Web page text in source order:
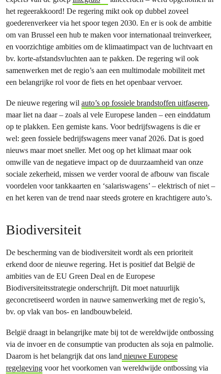
het regeerakkoord! De regering mikt ook op dubbel zoveel
goederenverkeer via het spoor tegen 2030. En er is ook de ambitie
om van Brussel een hub te maken voor internationaal treinverkeer,
en voorzichtige ambities om de klimaatimpact van de luchtvaart en
bv. korte-afstandsvluchten aan te pakken. De regering wil ook
samenwerken met de regio’s aan een multimodale mobiliteit met
een belangrijke rol voor de fiets en het openbaar vervoer.
De nieuwe regering wil auto’s op fossiele brandstoffen uitfaseren,
maar liet na daar – zoals al vele Europese landen – een einddatum
op te plakken. Een gemiste kans. Voor bedrijfswagens is die er
wel: geen fossiele bedrijfswagens meer vanaf 2026. Dat is goed
nieuws maar moet sneller. Met oog op het klimaat maar ook
omwille van de negatieve impact op de duurzaamheid van onze
sociale zekerheid, missen we verder vooral de afbouw van fiscale
voordelen voor tankkaarten en ‘salariswagens’ – elektrisch of niet –
en het keren van de trend naar steeds grotere en krachtigere auto’s.
Biodiversiteit
De bescherming van de biodiversiteit wordt als een prioriteit
erkend door de nieuwe regering. Het is positief dat België de
ambities van de EU Green Deal en de Europese
Biodiversiteitsstrategie onderschrijft. Dit moet natuurlijk
geconcretiseerd worden in nauwe samenwerking met de regio’s,
bv. op vlak van bos- en landbouwbeleid.
België draagt in belangrijke mate bij tot de wereldwijde ontbossing
via de invoer en de consumptie van producten als soja en palmolie.
Daarom is het belangrijk dat ons land nieuwe Europese
regelgeving voor het voorkomen van wereldwijde ontbossing via